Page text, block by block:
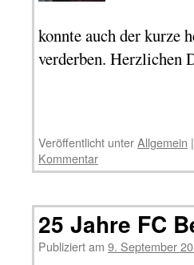
konnte auch der kurze
verderben. Herzlichen
Veröffentlicht unterAllgemein |
Kommentar
25 Jahre FC
Publiziert am 9. September